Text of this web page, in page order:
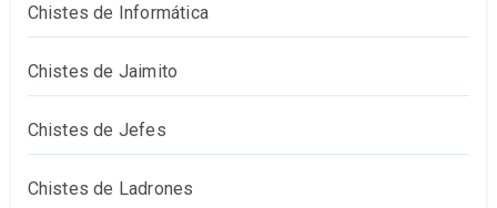
Chistes de Informática
Chistes de Jaimito
Chistes de Jefes
Chistes de Ladrones